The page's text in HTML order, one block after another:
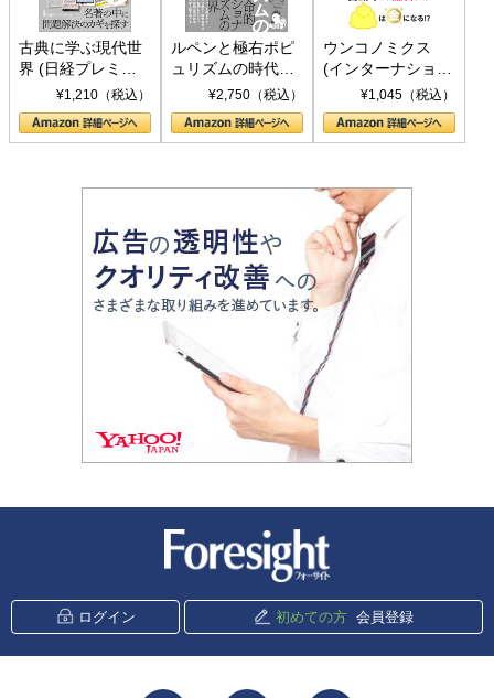
古典に学ぶ現代世
界 (日経プレミア
シリーズ)¥1,210（税込）
ルペンと極右ポピ
ュリズムの時代：
〈ヤヌス〉の二つ
の顔
¥2,750（税込）
ウンコノミクス
(インターナショナ
ル新書)¥1,045（税込）
ログイン 初めての方 会員登録